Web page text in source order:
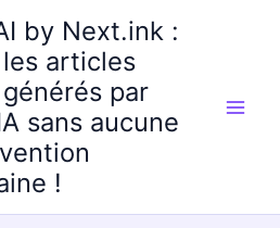
by Next.ink :
articles
par
sans aucune
!